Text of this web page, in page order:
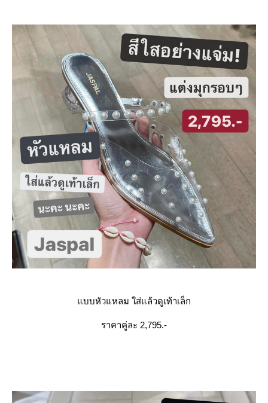
บบหัวแหลม ใส่แล้วดูเท้าเล็ก
ราคาคู่ละ 2,795.-